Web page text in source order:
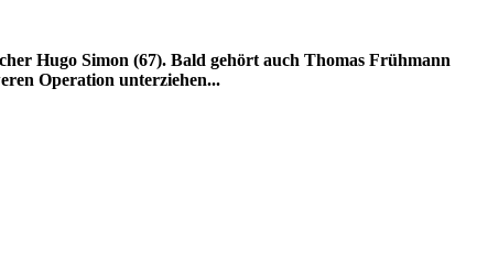
Hugo Simon (67). Bald gehört auch Thomas Frühmann
Operation unterziehen...